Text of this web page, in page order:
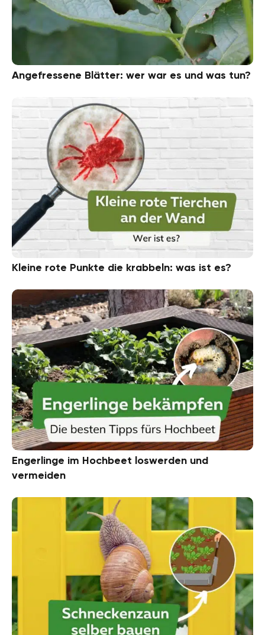
Angefressene Blätter: wer war es und was tun?
Kleine rote Punkte die krabbeln: was ist es?
Engerlinge im Hochbeet loswerden und
vermeiden